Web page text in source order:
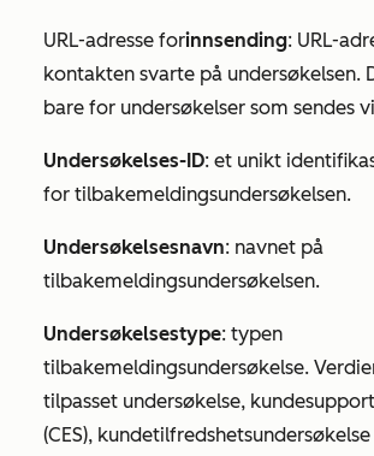
URL-adresse forinnsending: URL-
kontakten svarte på undersøkelsen.
bare for undersøkelser som sendes
Undersøkelses-ID: et unikt
for tilbakemeldingsundersøkelsen.
Undersøkelsesnavn: navnet på
tilbakemeldingsundersøkelsen.
Undersøkelsestype: typen
tilbakemeldingsundersøkelse.
tilpasset undersøkelse,
(CES), kundetilfredshetsundersøkelse